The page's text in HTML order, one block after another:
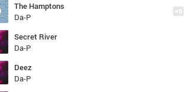
The Hamptons
Da-P
Secret River
Da-P
Deez
Da-P